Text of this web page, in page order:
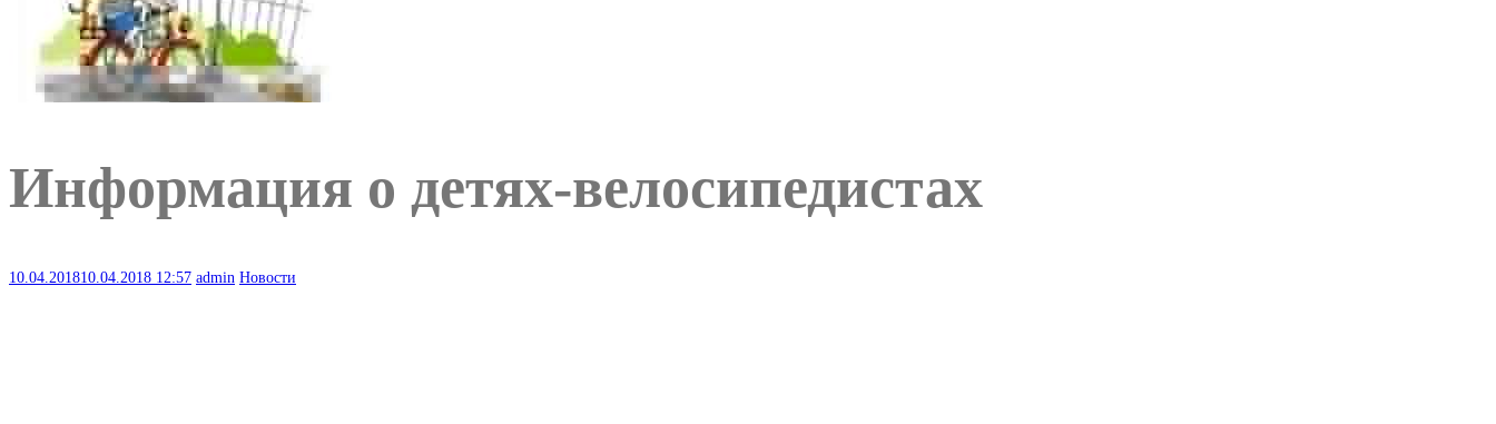
Информация о детях-велосипедистах
10.04.201810.04.2018 12:57 admin Новости